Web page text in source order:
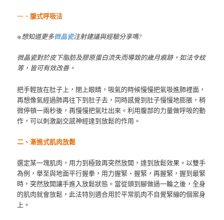
一、 腹式呼吸法
※想知道更多微晶瓷注射建議與經驗分享嗎?
微晶瓷對於皮下脂肪及膠原蛋白流失而導致的歲月痕跡，如法令紋
等，皆可有效改善。
把手輕放在肚子上，閉上眼睛，吸氣的時候慢慢把氣吸進肺裡面，
再想像氣經過肺再往下到肚子去，同時感覺到肚子慢慢地膨脹，稍
微停頓一兩秒後，再慢慢把氣吐出來。利用腹部的力量做呼吸的動
作，可以刺激副交感神經達到放鬆的作用。
二、漸進式肌肉放鬆
選定某一塊肌肉，用力到極致再突然放開，達到放鬆效果。以雙手
為例，舉至與地面平行握拳，用力握緊、握緊，再握緊，握到最緊
時，突然放開讓手進入放鬆狀態。當從頭到腳做過一輪之後，全身
的肌肉就會放鬆，此法特別適合用於平常肌肉不自覺緊繃的個案身
上。